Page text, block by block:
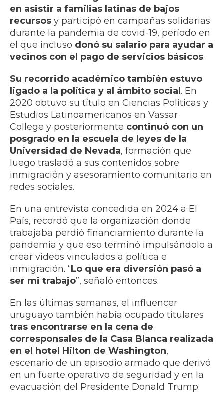
en asistir a familias latinas de bajos
recursos y participó en campañas solidarias
durante la pandemia de covid-19, período en
el que incluso donó su salario para ayudar a
vecinos con el pago de servicios básicos.
Su recorrido académico también estuvo
ligado a la política y al ámbito social. En
2020 obtuvo su título en Ciencias Políticas y
Estudios Latinoamericanos en Vassar
College y posteriormente continuó con un
posgrado en la escuela de leyes de la
Universidad de Nevada, formación que
luego trasladó a sus contenidos sobre
inmigración y asesoramiento comunitario en
redes sociales.
En una entrevista concedida en 2024 a El
País, recordó que la organización donde
trabajaba perdió financiamiento durante la
pandemia y que eso terminó impulsándolo a
crear videos vinculados a política e
inmigración. “Lo que era diversión pasó a
ser mi trabajo”, señaló entonces.
En las últimas semanas, el influencer
uruguayo también había ocupado titulares
tras encontrarse en la cena de
corresponsales de la Casa Blanca realizada
en el hotel Hilton de Washington,
escenario de un episodio armado que derivó
en un fuerte operativo de seguridad y en la
evacuación del Presidente Donald Trump.